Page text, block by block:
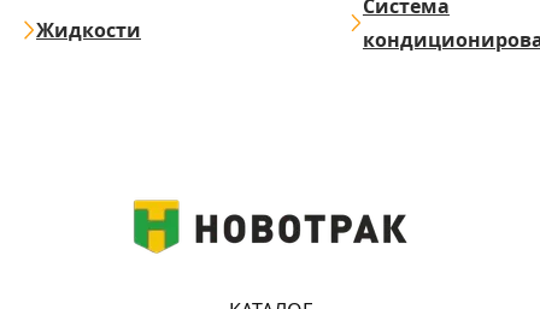
Жидкости
Система